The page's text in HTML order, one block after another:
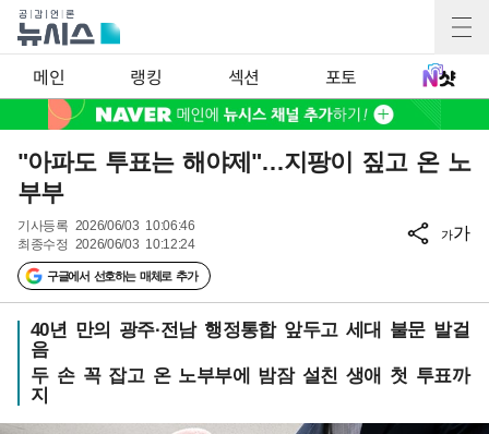
메인 랭킹 섹션 포토
"아파도 투표는 해야제"…지팡이 짚고 온 노
부부
기사등록 2026/06/03 10:06:46
최종수정 2026/06/03 10:12:24
구글에서 선호하는 매체로 추가
가가
40년 만의 광주·전남 행정통합 앞두고 세대 불문 발걸
음
두 손 꼭 잡고 온 노부부에 밤잠 설친 생애 첫 투표까
지